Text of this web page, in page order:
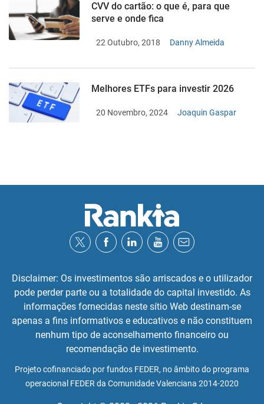
CVV do cartão: o que é, para que
serve e onde fica
22 Outubro, 2018 Danny Almeida
Melhores ETFs para investir 2026
20 Novembro, 2024 Joaquin Gaspar
Disclaimer: Os investimentos são arriscados e o utilizador
pode perder parte ou a totalidade do capital investido. As
informações fornecidas neste sítio Web destinam-se
apenas a fins informativos e educativos e não constituem
nenhum tipo de aconselhamento financeiro ou
recomendação de investimento.
Projeto cofinanciado por fundos FEDER, no âmbito do programa
operacional FEDER da Comunidade Valenciana 2014-2020